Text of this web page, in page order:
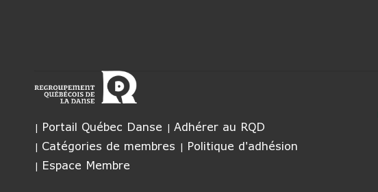
Portail Québec Danse
Adhérer au RQD
Catégories de membres
Politique d'adhésion
Espace Membre